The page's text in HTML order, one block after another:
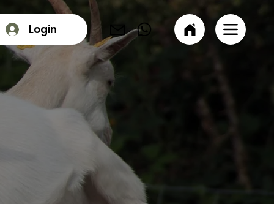
Login